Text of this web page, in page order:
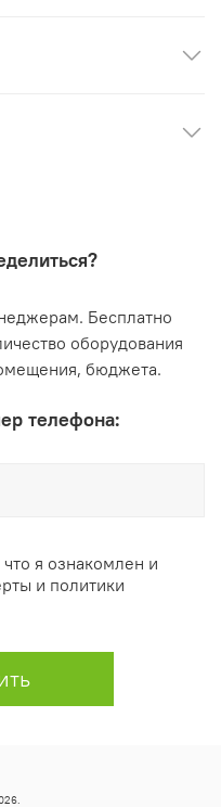
Бесплатно
оборудования
бюджета.
телефона:
я ознакомлен и
и политики